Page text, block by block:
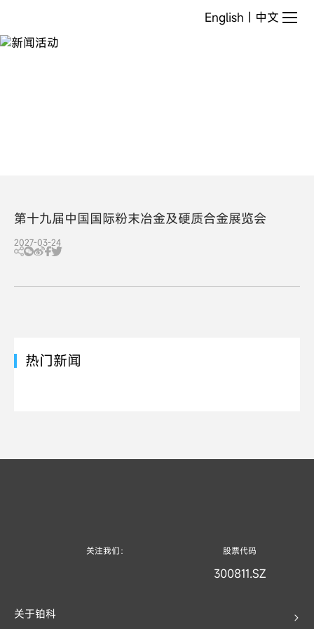
活
English 中文
第十九届中国国际粉末冶金及硬质合金展览会
2027-03-24
热门新闻
关注我们： 股票代码
300811.SZ
关于铂科